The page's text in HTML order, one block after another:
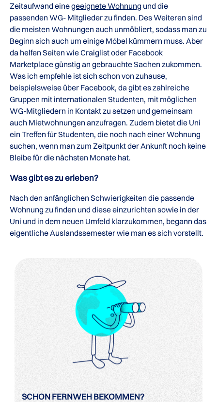
Zeitaufwand einegeeignete Wohnung und die
passenden WG- Mitglieder zu finden. Des Weiteren sind
die meisten Wohnungen auch unmöbliert, sodass man zu
Beginn sich auch um einige Möbel kümmern muss. Aber
da helfen Seiten wie Craiglist oder Facebook
Marketplace günstig an gebrauchte Sachen zukommen.
Was ich empfehle ist sich schon von zuhause,
beispielsweise über Facebook, da gibt es zahlreiche
Gruppen mit internationalen Studenten, mit möglichen
WG-Mitgliedern in Kontakt zu setzen und gemeinsam
auch Mietwohnungen anzufragen. Zudem bietet die Uni
ein Treffen für Studenten, die noch nach einer Wohnung
suchen, wenn man zum Zeitpunkt der Ankunft noch keine
Bleibe für die nächsten Monate hat.
Was gibt es zu erleben?
Nach den anfänglichen Schwierigkeiten die passende
Wohnung zu finden und diese einzurichten sowie in der
Uni und in dem neuen Umfeld klarzukommen, begann das
eigentliche Auslandssemester wie man es sich vorstellt.
SCHON FERNWEH BEKOMMEN?